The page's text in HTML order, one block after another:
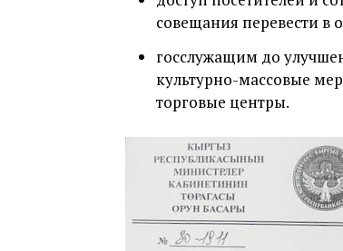
совещания перевести в
госслужащим до
культурно-массовые
торговые центры.